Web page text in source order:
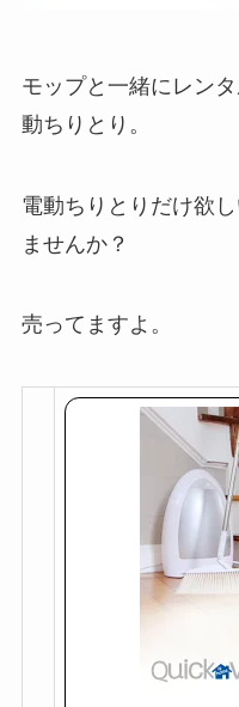
モップと一緒にレン
動ちりとり。
電動ちりとりだけ欲
ませんか？
売ってますよ。